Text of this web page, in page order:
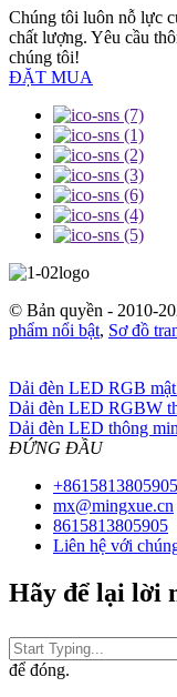
Chúng tôi luôn nỗ lực
chất lượng. Yêu cầu
chúng tôi!
ĐẶT MUA
© Bản quyền - 2010-
phẩm nổi bật, Sơ đồ
Dải đèn LED RGB
Dải đèn LED RGBW
Dải đèn LED thông
ĐỨNG ĐẦU
+8615813805905
mx@mingxue.cn
8615813805905
Liên hệ với
Hãy để lại lời
để đóng.